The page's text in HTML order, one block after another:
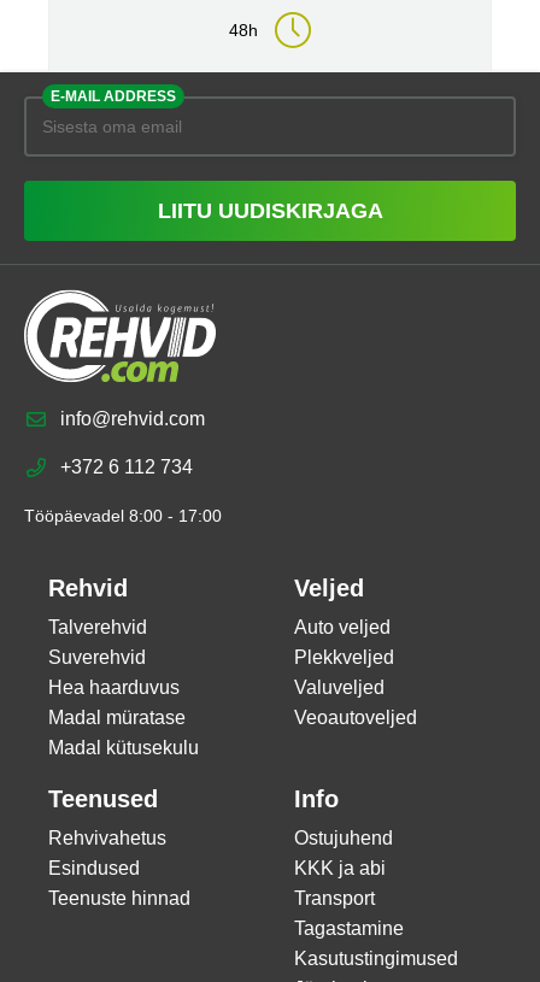
48h
E-MAIL ADDRESS
LIITU UUDISKIRJAGA
info@rehvid.com
+372 6 112 734
Tööpäevadel 8:00 - 17:00
Rehvid
Talverehvid
Suverehvid
Hea haarduvus
Madal müratase
Madal kütusekulu
Veljed
Auto veljed
Plekkveljed
Valuveljed
Veoautoveljed
Teenused
Rehvivahetus
Esindused
Teenuste hinnad
Info
Ostujuhend
KKK ja abi
Transport
Tagastamine
Kasutustingimused